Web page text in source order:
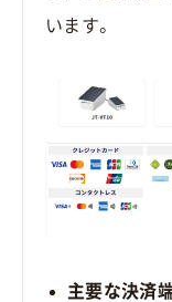
います。
主要な決済